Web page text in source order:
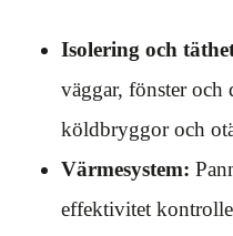
Isolering och
väggar, fönster och
köldbryggor och
Värmesystem:
effektivitet